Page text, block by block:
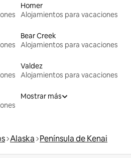
Homer
Alojamientos para vacaciones
Bear Creek
Alojamientos para vacaciones
Valdez
Alojamientos para vacaciones
Mostrar más
Alaska Península de Kenai